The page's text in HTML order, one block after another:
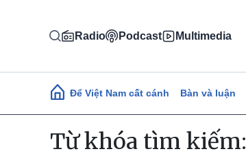
Radio Podcast Multimedia
Main navigation
Để Việt Nam cất cánh Bàn và luận
Từ khóa tìm kiếm: